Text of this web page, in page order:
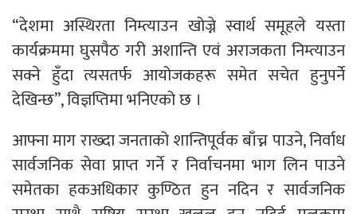
“देशमा अस्थिरता निम्त्याउन खोज्ने स्वार्थ समूहले यस्ता
कार्यक्रममा घुसपैठ गरी अशान्ति एवं अराजकता निम्त्याउन
सक्ने हुँदा त्यसतर्फ आयोजकहरू समेत सचेत हुनुपर्ने
देखिन्छ”, विज्ञप्तिमा भनिएको छ ।
आफ्ना माग राख्दा जनताको शान्तिपूर्वक बाँच्न पाउने, निर्वाध
सार्वजनिक सेवा प्राप्त गर्ने र निर्वाचनमा भाग लिन पाउने
समेतका हकअधिकार कुण्ठित हुन नदिन र सार्वजनिक